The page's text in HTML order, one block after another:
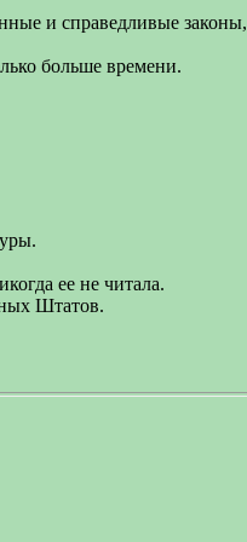
и справедливые
больше времени.
ее не читала.
Штатов.